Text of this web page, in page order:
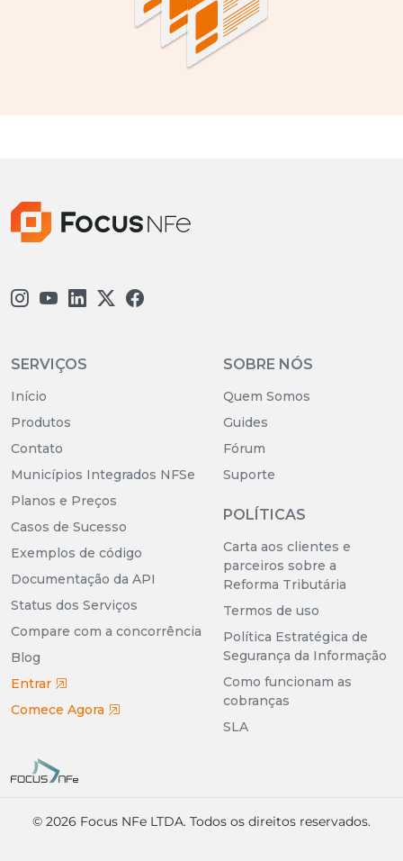
SERVIÇOS
Início
Produtos
Contato
Municípios Integrados NFSe
Planos e Preços
Casos de Sucesso
Exemplos de código
Documentação da API
Status dos Serviços
Compare com a concorrência
Blog
Entrar
Comece Agora
SOBRE NÓS
Quem Somos
Guides
Fórum
Suporte
POLÍTICAS
Carta aos clientes e
parceiros sobre a
Reforma Tributária
Termos de uso
Política Estratégica de
Segurança da Informação
Como funcionam as
cobranças
SLA
© 2026 Focus NFe LTDA. Todos os direitos reservados.